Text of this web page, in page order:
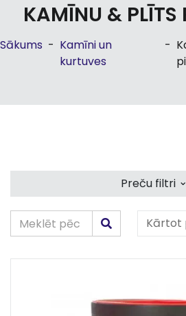
KAMĪNU & PLĪTS
Sākums - Kamīni un
kurtuves
-
Preču filtri ⌄
Kārtot